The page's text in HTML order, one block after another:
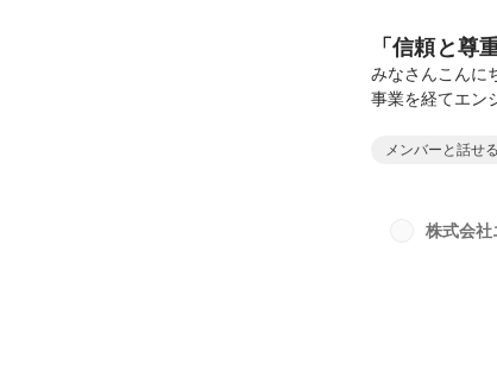
「信頼と尊
みなさんこんに
事業を経てエン
フルリモート
ト。モバイル
メンバーと話せる
株式会社